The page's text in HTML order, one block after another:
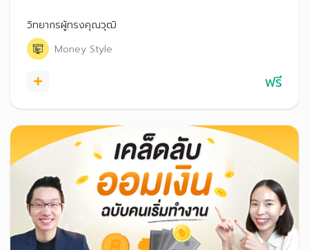
เพื่อต่อยอดเงินออม
วิทยากรผู้ทรงคุณวุฒิ
Money Style
ฟรี